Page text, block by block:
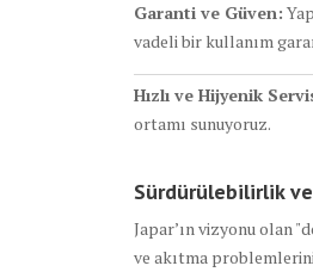
Garanti ve Güven:
vadeli bir kullanım
Hızlı ve Hijyenik
ortamı sunuyoruz.
Sürdürülebilirlik
Japar’ın vizyonu olan
ve akıtma